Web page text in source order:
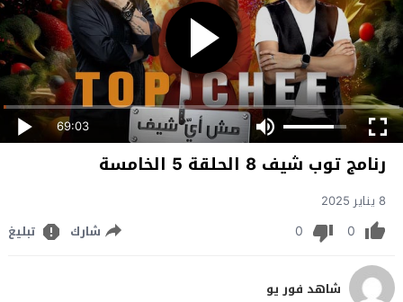
69:03
رنامج توب شيف 8 الحلقة 5 الخامسة
8 يناير 2025
0
0 شارك تبليغ
شاهد فور يو